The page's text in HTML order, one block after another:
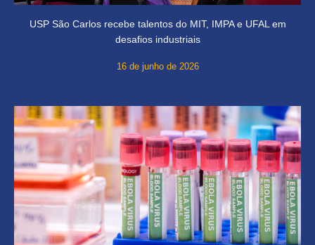
USP São Carlos recebe talentos do MIT, IMPA e UFAL em
desafios industriais
16 de junho de 2026